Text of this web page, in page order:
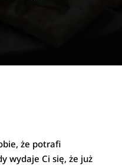
że potrafi
wydaje Ci się, że już